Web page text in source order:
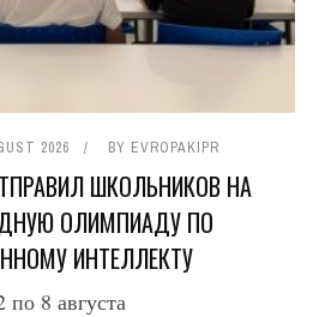
2026 BY EVROPAKIPR
ШКОЛЬНИКОВ НА
ОЛИМПИАДУ ПО
ИНТЕЛЛЕКТУ
по 8 августа